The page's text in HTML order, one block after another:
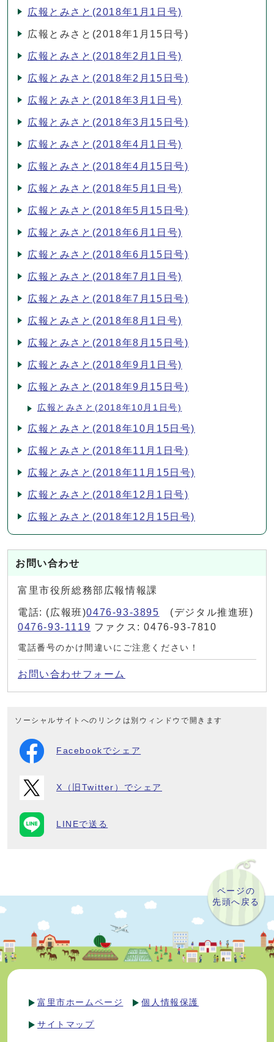
広報とみさと(2018年1月1日号)
広報とみさと(2018年1月15日号)
広報とみさと(2018年2月1日号)
広報とみさと(2018年2月15日号)
広報とみさと(2018年3月1日号)
広報とみさと(2018年3月15日号)
広報とみさと(2018年4月1日号)
広報とみさと(2018年4月15日号)
広報とみさと(2018年5月1日号)
広報とみさと(2018年5月15日号)
広報とみさと(2018年6月1日号)
広報とみさと(2018年6月15日号)
広報とみさと(2018年7月1日号)
広報とみさと(2018年7月15日号)
広報とみさと(2018年8月1日号)
広報とみさと(2018年8月15日号)
広報とみさと(2018年9月1日号)
広報とみさと(2018年9月15日号)
広報とみさと(2018年10月1日号)
広報とみさと(2018年10月15日号)
広報とみさと(2018年11月1日号)
広報とみさと(2018年11月15日号)
広報とみさと(2018年12月1日号)
広報とみさと(2018年12月15日号)
お問い合わせ
富里市役所総務部広報情報課
電話: (広報班)0476-93-3895 (デジタル推進班)
0476-93-1119 ファクス: 0476-93-7810
電話番号のかけ間違いにご注意ください！
お問い合わせフォーム
ソーシャルサイトへのリンクは別ウィンドウで開きます
Facebookでシェア
X（旧Twitter）でシェア
LINEで送る
ページの
先頭へ戻る
富里市ホームページ 個人情報保護
サイトマップ